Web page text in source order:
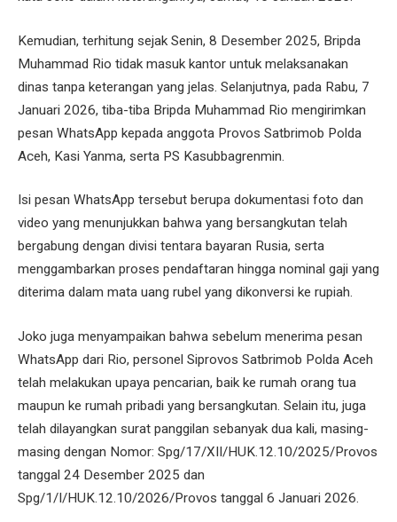
Kemudian, terhitung sejak Senin, 8 Desember 2025, Bripda
Muhammad Rio tidak masuk kantor untuk melaksanakan
dinas tanpa keterangan yang jelas. Selanjutnya, pada Rabu, 7
Januari 2026, tiba-tiba Bripda Muhammad Rio mengirimkan
pesan WhatsApp kepada anggota Provos Satbrimob Polda
Aceh, Kasi Yanma, serta PS Kasubbagrenmin.
Isi pesan WhatsApp tersebut berupa dokumentasi foto dan
video yang menunjukkan bahwa yang bersangkutan telah
bergabung dengan divisi tentara bayaran Rusia, serta
menggambarkan proses pendaftaran hingga nominal gaji yang
diterima dalam mata uang rubel yang dikonversi ke rupiah.
Joko juga menyampaikan bahwa sebelum menerima pesan
WhatsApp dari Rio, personel Siprovos Satbrimob Polda Aceh
telah melakukan upaya pencarian, baik ke rumah orang tua
maupun ke rumah pribadi yang bersangkutan. Selain itu, juga
telah dilayangkan surat panggilan sebanyak dua kali, masing-
masing dengan Nomor: Spg/17/XII/HUK.12.10/2025/Provos
tanggal 24 Desember 2025 dan
Spg/1/I/HUK.12.10/2026/Provos tanggal 6 Januari 2026.